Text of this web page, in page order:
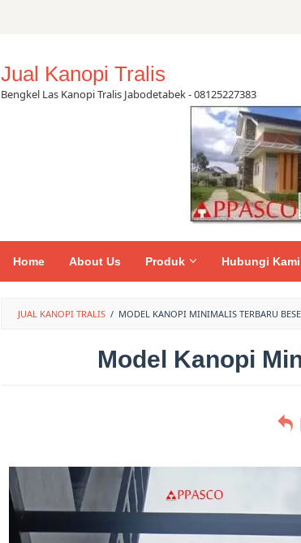
Jual Kanopi Tralis
Bengkel Las Kanopi Tralis Jabodetabek - 08125227383
Home About Us Produk Hubungi Kami
JUAL KANOPI TRALIS / MODEL KANOPI MINIMALIS TERBARU
Model Kanopi